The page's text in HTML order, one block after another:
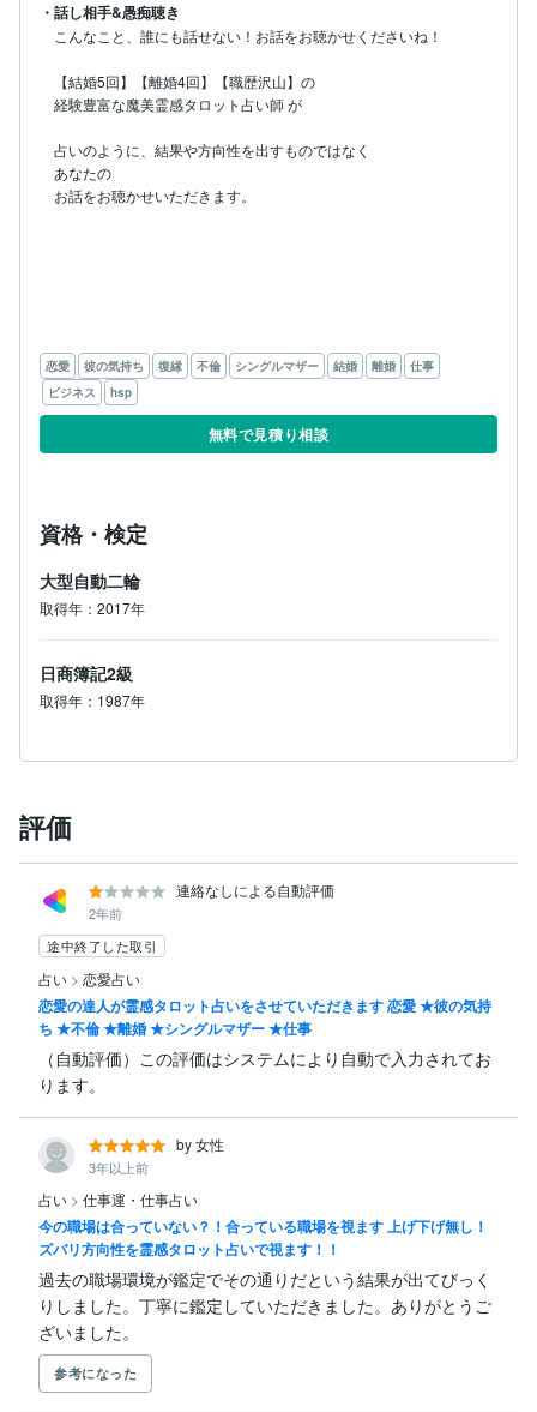
・話し相手&愚痴聴き
こんなこと、誰にも話せない！お話をお聴かせくださいね！
【結婚5回】【離婚4回】【職歴沢山】の
経験豊富な魔美霊感タロット占い師 が
占いのように、結果や方向性を出すものではなく
あなたの
お話をお聴かせいただきます。
恋愛 彼の気持ち 復縁 不倫 シングルマザー 結婚 離婚
仕事
ビジネス
hsp
無料で見積り相談
資格・検定
大型自動二輪
取得年：2017年
日商簿記2級
取得年：1987年
評価
連絡なしによる自動評価
2年前
途中終了した取引
占い > 恋愛占い
恋愛の達人が霊感タロット占いをさせていただきます 恋愛 ★彼の気持
ち ★不倫 ★離婚 ★シングルマザー ★仕事
（自動評価）この評価はシステムにより自動で入力されてお
ります。
by 女性
3年以上前
占い > 仕事運・仕事占い
今の職場は合っていない？！合っている職場を視ます 上げ下げ無し！
ズバリ方向性を霊感タロット占いで視ます！！
過去の職場環境が鑑定でその通りだという結果が出てびっく
りしました。丁寧に鑑定していただきました。ありがとうご
ざいました。
参考になった